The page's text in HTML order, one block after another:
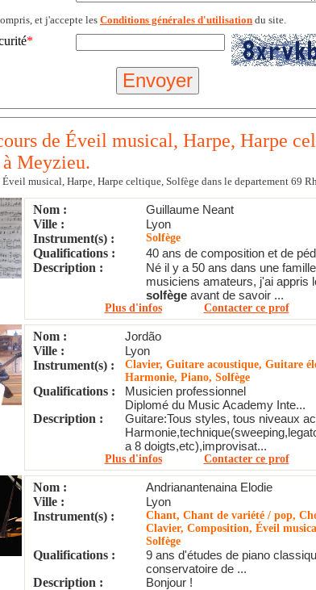
et j'accepte lesConditions générales d'utilisation du site.
*
de Éveil musical, Harpe, Harpe
Meyzieu.
musical, Harpe, Harpe celtique, Solfège dans le departement 69
Nom :
Guillaume Neant
Ville :
Lyon
Instrument(s) :
Solfège
Qualifications :
40 ans de composition et de
Description :
Né il y a 50 ans dans une
musiciens amateurs, j'ai appris
solfège avant de savoir ...
Plus d'infos Contacter ce prof
Nom :
Jordão
Ville :
Lyon
Instrument(s) :
Clavier, Guitare acoustique, Guitare
Harmonie, Piano, Solfège
Qualifications :
Musicien professionnel
Diplomé du Music Academy Inte...
Description :
Guitare:Tous styles, tous niveaux
a 8 doigts,etc),improvisat...
Plus d'infos Contacter ce prof
Nom :
Andrianantenaina Elodie
Ville :
Lyon
Instrument(s) :
Chant, Chant de variété / pop,
Clavier, Composition, Éveil
Solfège
Qualifications :
9 ans d'études de piano
conservatoire de ...
Description :
Bonjour !